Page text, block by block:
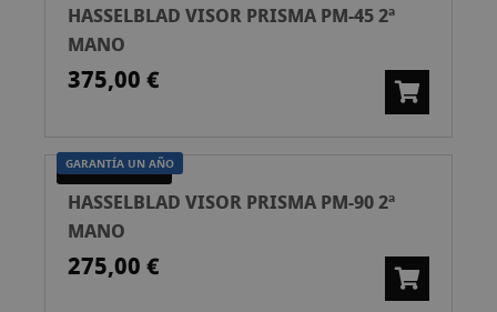
HASSELBLAD VISOR PRISMA PM-45 2ª
MANO
375,00 €
GARANTÍA UN AÑO
SEGUNDA MANO
HASSELBLAD VISOR PRISMA PM-90 2ª
MANO
275,00 €